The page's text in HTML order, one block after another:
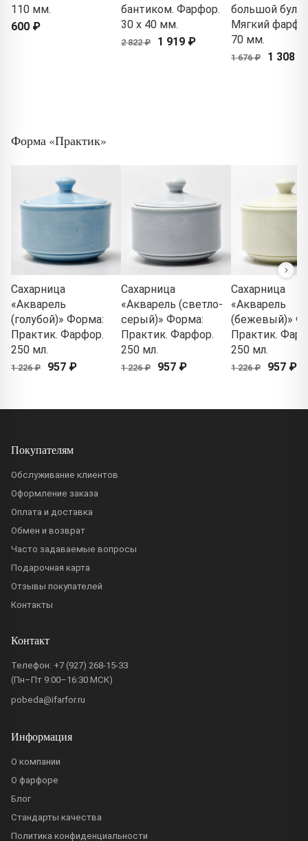
110 мм.
600 ₽
бантиком. Фарфор.
30 x 40 мм.
2 822 ₽ 1 919 ₽
большой
Мягкий
70 мм.
1 676 ₽ 1 308 ₽
Форма «Практик»
Сахарница
«Акварель
(голубой)» Форма:
Практик. Фарфор.
250 мл.
1 226 ₽ 957 ₽
Сахарница
«Акварель (светло-
серый)» Форма:
Практик. Фарфор.
250 мл.
1 226 ₽ 957 ₽
Сахарница
«Акварель
(бежевый)»
Практик.
250 мл.
1 226 ₽ 957 ₽
Покупателям
Обслуживание клиентов
Оформление заказа
Оплата и доставка
Обмен и возврат
Часто задаваемые вопросы
Подарочная карта
Отзывы покупателей
Контакты
Контакт
Телефон: +7 (927) 268-15-33
(Пн–Пт 9:00–16:30 МСК)
pobeda@ifarfor.ru
Информация
О компании
О фарфоре
Блог
Стандарты качества
Политика конфиденциальности